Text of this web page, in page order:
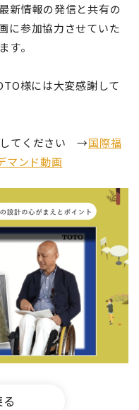
新情報の発信と共有の
に参加協力させていた
す。
様には大変感謝して
してください →国際福
マンド動画